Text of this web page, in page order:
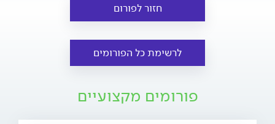
חזור לפורום
לרשימת כל הפורומים
פורומים מקצועיים